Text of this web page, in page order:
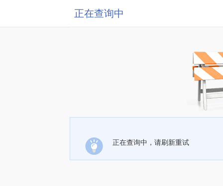
正在查询中
正在查询中，请刷新重试